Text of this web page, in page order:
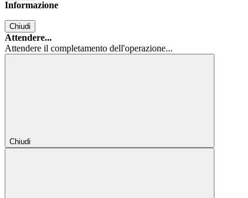
Informazione
Chiudi
Attendere...
Attendere il completamento dell'operazione...
Chiudi